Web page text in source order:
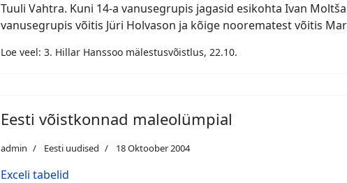
Tuuli Vahtra. Kuni 14-a vanusegrupis jagasid esikohta Ivan
vanusegrupis võitis Jüri Holvason ja kõige noorematest võitis
Loe veel: 3. Hillar Hanssoo mälestusvõistlus, 22.10.
Eesti võistkonnad maleolümpial
admin Eesti uudised 18 Oktoober 2004
Exceli tabelid